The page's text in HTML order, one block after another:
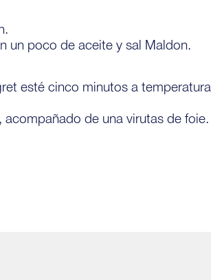
un poco de aceite y sal Maldon.
esté cinco minutos a temperatura
de una virutas de foie.